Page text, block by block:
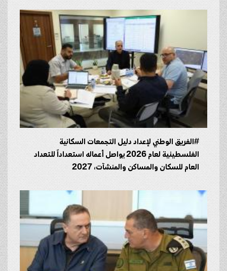
#الفريق الوطني لإعداد دليل التجمعات السكانية
الفلسطينية لعام 2026 يواصل أعماله استعداداً للتعداد
العام للسكان والمساكن والمنشآت، 2027